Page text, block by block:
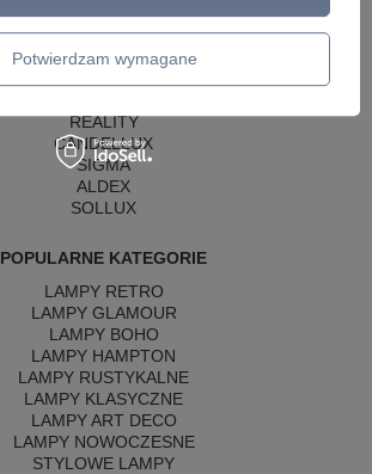
AZZARDO
ITALUX
REALITY
CANDELLUX
SIGMA
ALDEX
SOLLUX
POPULARNE KATEGORIE
LAMPY RETRO
LAMPY GLAMOUR
LAMPY BOHO
LAMPY HAMPTON
LAMPY RUSTYKALNE
LAMPY KLASYCZNE
LAMPY ART DECO
LAMPY NOWOCZESNE
STYLOWE LAMPY
Potwierdzam wymagane